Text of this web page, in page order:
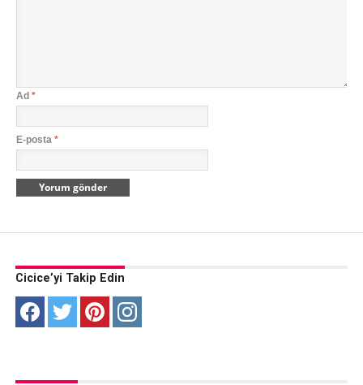
Ad *
E-posta *
Cicice’yi Takip Edin